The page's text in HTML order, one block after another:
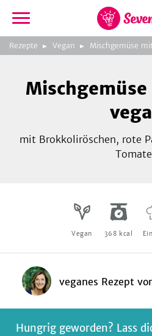
zur
Startseite
Rezepte Vegan Mischgemüse
mit Brokkoliröschen, rote
Vegan 368 kcal
veganes Rezept
Hungrig geworden? Lass